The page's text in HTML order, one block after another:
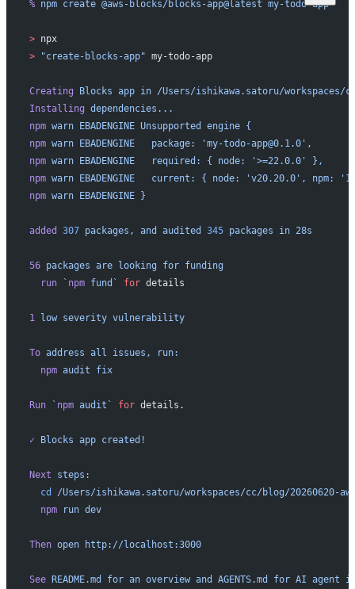
% npm create @aws-blocks/blocks-app@latest my-todo-app
> npx
> "create-blocks-app" my-todo-app
Creating Blocks app in /Users/ishikawa.satoru/workspaces/
Installing dependencies...
npm warn EBADENGINE Unsupported engine {
npm warn EBADENGINE
   package:
'my-todo-app@0.1.0',
npm warn EBADENGINE
   required:
{ node: '>=22.0.0'
},
npm warn EBADENGINE
   current:
{ node: 'v20.20.0', npm:
npm warn EBADENGINE }
added 307 packages, and audited 345 packages in 28s
56 packages are looking for funding
  run
` npm fund` for details
1 low severity vulnerability
To address all issues,
run:
  npm
audit fix
Run ` npm audit` for details.
✓ Blocks app created!
Next steps:
  cd
/Users/ishikawa.satoru/workspaces/cc/blog/20260620-
  npm
run dev
Then open http://localhost:3000
See README.md for an overview and AGENTS.md for AI agent